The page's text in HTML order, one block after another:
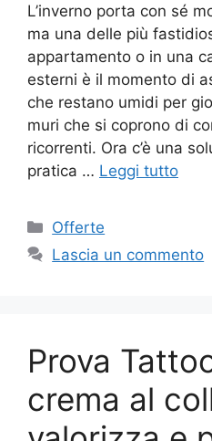
L’inverno porta con sé
ma una delle più
appartamento o in una
esterni è il momento di
che restano umidi per
muri che si coprono di
ricorrenti. Ora c’è una
pratica … Leggi tutto
Categorie
Offerte
Lascia un commento
Prova
crema al